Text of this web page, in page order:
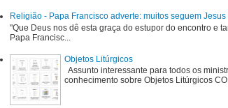
Religião - Papa Francisco adverte: muitos seguem
"Que Deus nos dê esta graça do estupor do encontro e
Papa Francisc...
Objetos Litúrgicos
Assunto interessante para todos os
conhecimento sobre Objetos Litúrgicos